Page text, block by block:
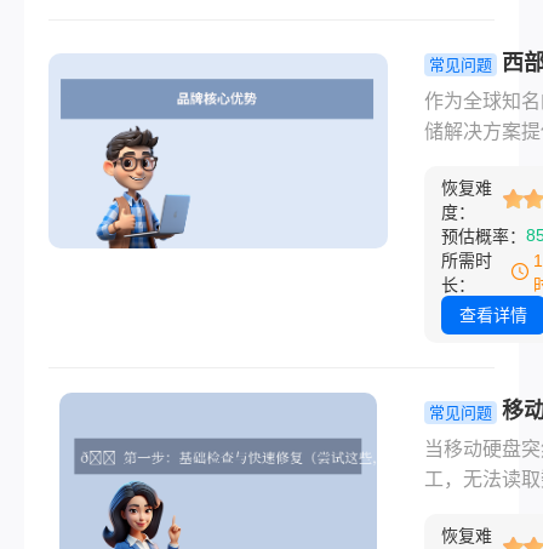
查和软件修
解决问题。
动硬盘无法
么修复呢？
我整理的详
方案，按照
难、安全优
则操作。
常见问题
西
移动硬盘怎
样？全面评
作为全球知
储解决方案
（Western
WD）凭借其
能、稳定性
性，成为移
领域的标杆
业用户，西
的移动硬盘
足多样化的
求。那么西
移动硬盘怎
恢复难
度：
预估概率：
所需时
长：
查看详情
常见问题 移
无法读取怎
复？这些方
救数据！
当移动硬盘
工，无法读
深有体会——
恢复难